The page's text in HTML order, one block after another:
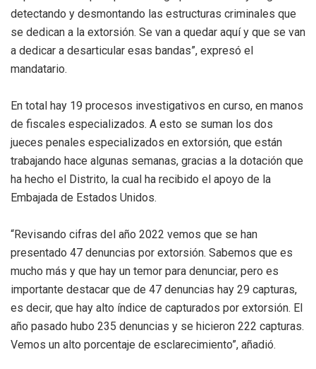
detectando y desmontando las estructuras criminales que
se dedican a la extorsión. Se van a quedar aquí y que se van
a dedicar a desarticular esas bandas”, expresó el
mandatario.
En total hay 19 procesos investigativos en curso, en manos
de fiscales especializados. A esto se suman los dos
jueces penales especializados en extorsión, que están
trabajando hace algunas semanas, gracias a la dotación que
ha hecho el Distrito, la cual ha recibido el apoyo de la
Embajada de Estados Unidos.
“Revisando cifras del año 2022 vemos que se han
presentado 47 denuncias por extorsión. Sabemos que es
mucho más y que hay un temor para denunciar, pero es
importante destacar que de 47 denuncias hay 29 capturas,
es decir, que hay alto índice de capturados por extorsión. El
año pasado hubo 235 denuncias y se hicieron 222 capturas.
Vemos un alto porcentaje de esclarecimiento”, añadió.